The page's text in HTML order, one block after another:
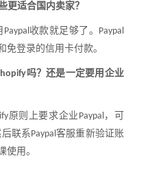
更适合国内卖家？
Paypal收款就足够了。 Paypal
免登录的信用卡付款。
吗？还是一定要用企业
原则上要求企业 Paypal，可
联系Paypal客服重新验证账
使用。